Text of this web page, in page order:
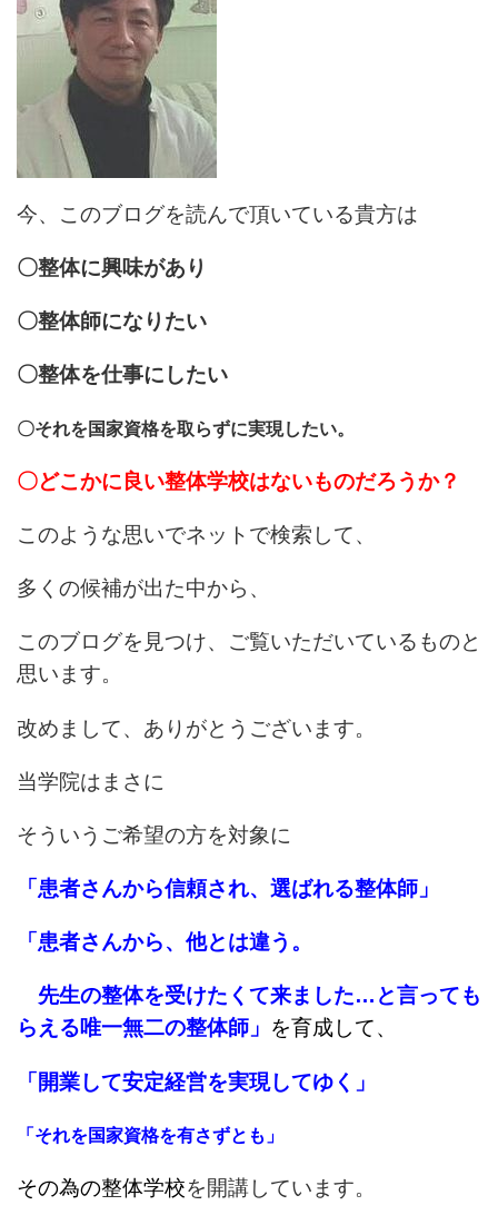
今、このブログを読んで頂いている貴方は
〇整体に興味があり
〇整体師になりたい
〇整体を仕事にしたい
〇それを国家資格を取らずに実現したい。
〇どこかに良い整体学校はないものだろうか？
このような思いでネットで検索して、
多くの候補が出た中から、
このブログを見つけ、ご覧いただいているものと
思います。
改めまして、ありがとうございます。
当学院はまさに
そういうご希望の方を対象に
「患者さんから信頼され、選ばれる整体師」
「患者さんから、他とは違う。
先生の整体を受けたくて来ました…と言っても
らえる唯一無二の整体師」 を育成して、
「開業して安定経営を実現してゆく」
「それを国家資格を有さずとも」
その為の整体学校を開講しています。